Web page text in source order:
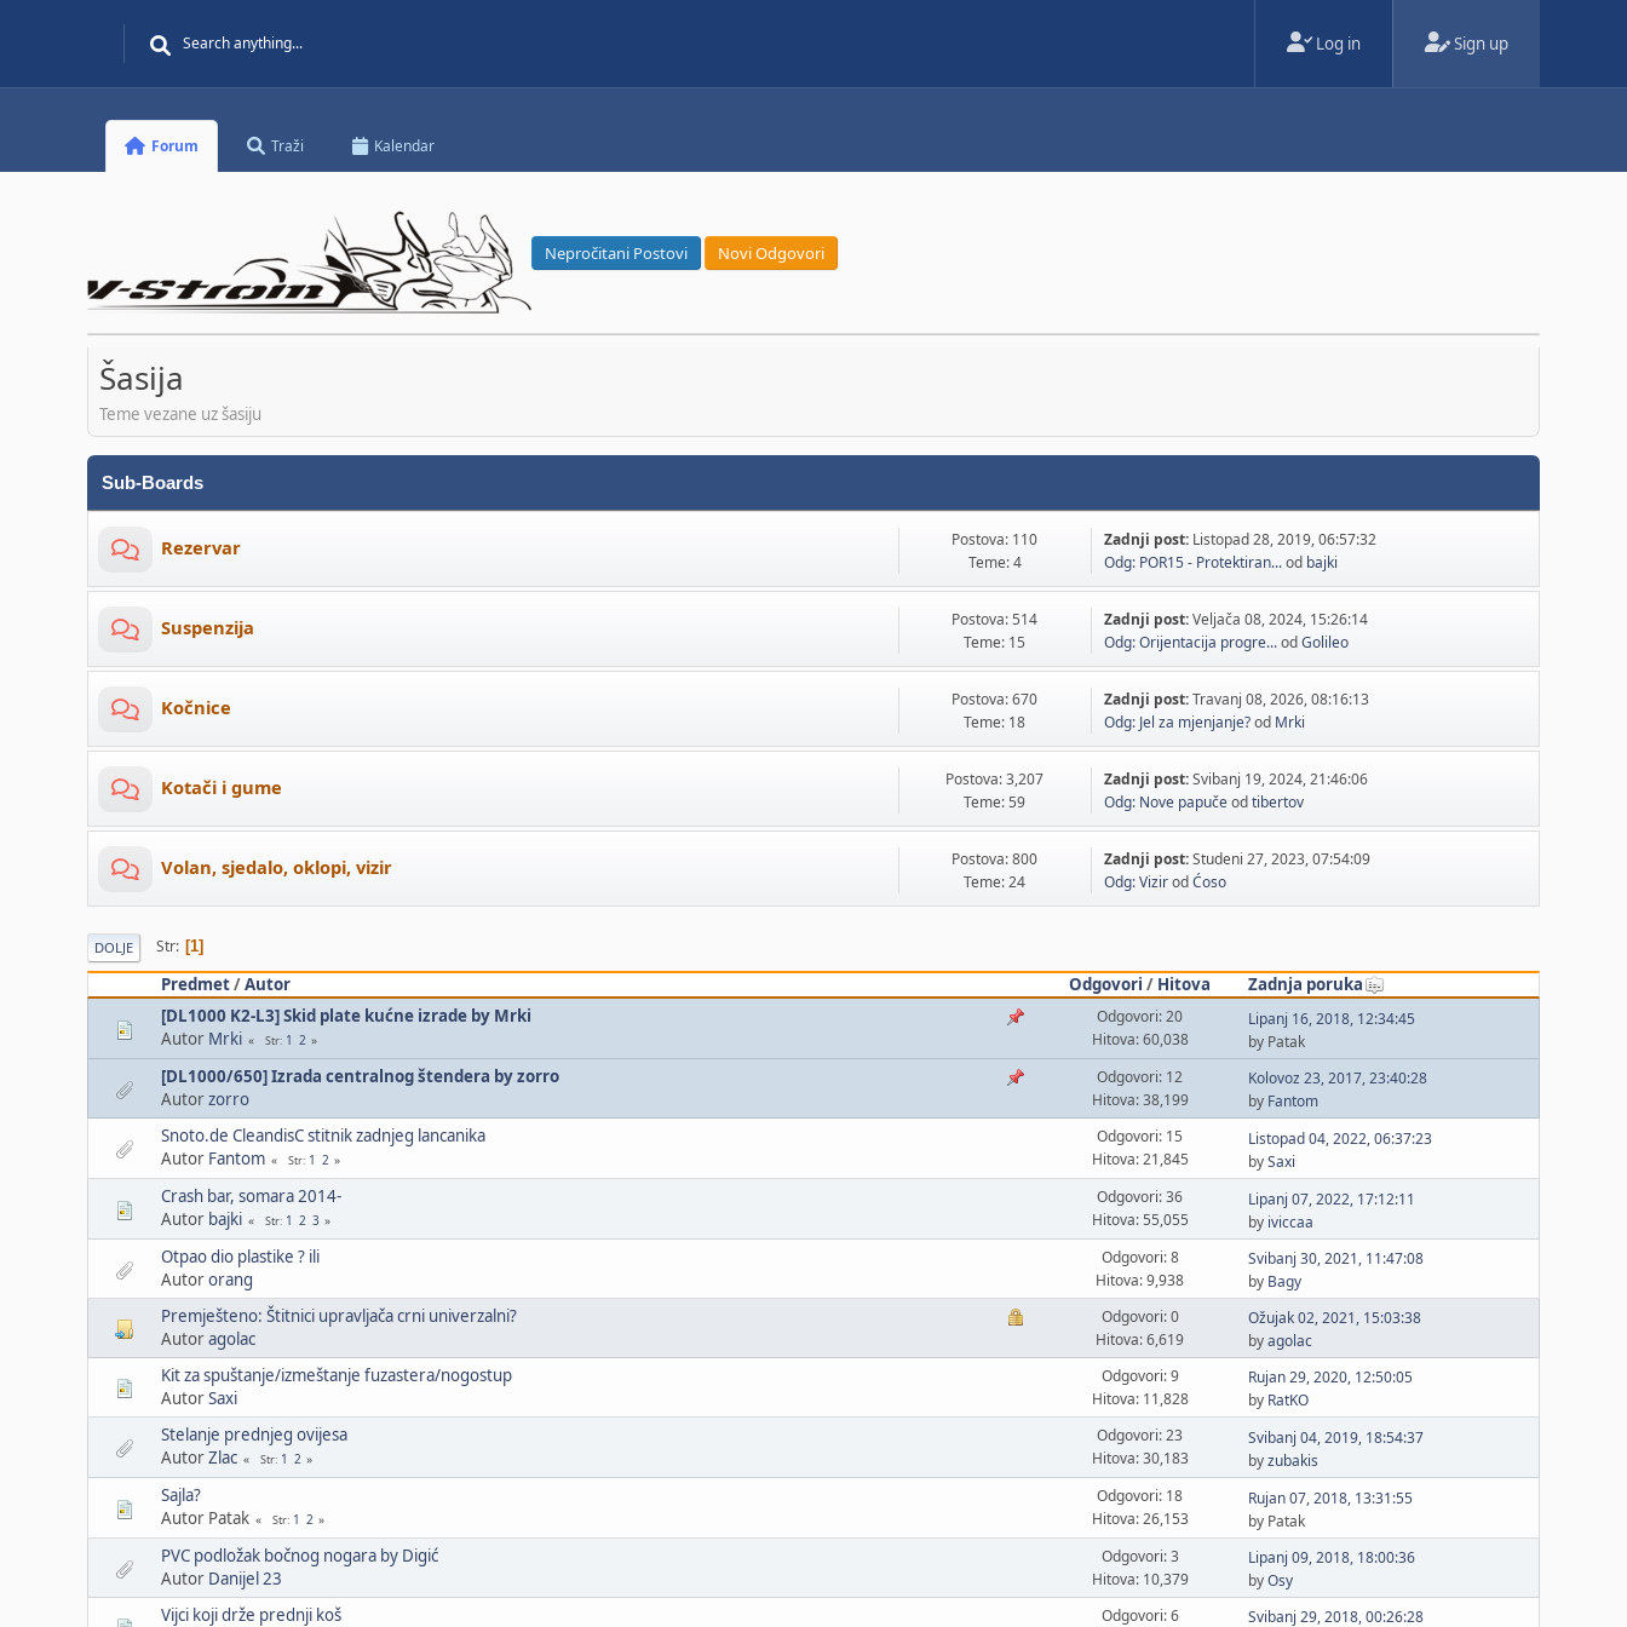
Log in Sign up
Forum Traži Kalendar
Nepročitani Postovi Novi Odgovori
Šasija
Teme vezane uz šasiju
Sub-Boards
Rezervar
Postova: 110
Teme: 4
Zadnji post: Listopad 28, 2019, 06:57:32
Odg: POR15 - Protektiran...od bajki
Suspenzija
Postova: 514
Teme: 15
Zadnji post:Veljača 08, 2024, 15:26:14
Odg: Orijentacija progre...odGolileo
Kočnice
Postova: 670
Teme: 18
Zadnji post:Travanj 08, 2026, 08:16:13
Odg: Jel za mjenjanje?od Mrki
Kotači i gume
Postova: 3,207
Teme: 59
Zadnji post:Svibanj 19, 2024, 21:46:06
Odg: Nove papučeodtibertov
Volan, sjedalo, oklopi, vizir
Postova: 800
Teme: 24
Zadnji post:Studeni 27, 2023, 07:54:09
Odg: VizirodĆoso
DOLJE Str 1
Predmet/Autor Odgovori / Hitova
Zadnja poruka
[DL1000 K2-L3] Skid plate kućne izrade by Mrki
Autor Mrki Str 1 2
Odgovori: 20
Hitova: 60,038
Lipanj 16, 2018, 12:34:45
by Patak
[DL1000/650] Izrada centralnog štendera by zorro
Autorzorro
Odgovori: 12
Hitova: 38,199
Kolovoz 23, 2017, 23:40:28
by Fantom
Snoto.de CleandisC stitnik zadnjeg lancanika
Autor Fantom Str 1 2
Odgovori: 15
Hitova: 21,845
Listopad 04, 2022, 06:37:23
bySaxi
Crash bar, somara 2014-
Autor bajki Str 1 2 3
Odgovori: 36
Hitova: 55,055
Lipanj 07, 2022, 17:12:11
by iviccaa
Otpao dio plastike ? ili
Autororang
Odgovori: 8
Hitova: 9,938
Svibanj 30, 2021, 11:47:08
by Bagy
Premješteno: Štitnici upravljača crni univerzalni?
Autoragolac
Odgovori: 0
Hitova: 6,619
Ožujak 02, 2021, 15:03:38
byagolac
Kit za spuštanje/izmeštanje fuzastera/nogostup
AutorSaxi
Odgovori: 9
Hitova: 11,828
Rujan 29, 2020, 12:50:05
by RatKO
Stelanje prednjeg ovijesa
AutorZlac Str 1 2
Odgovori: 23
Hitova: 30,183
Svibanj 04, 2019, 18:54:37
byzubakis
Sajla?
Autor Patak
Str 1 2
Odgovori: 18
Hitova: 26,153
Rujan 07, 2018, 13:31:55
by Patak
PVC podložak bočnog nogara by Digić
Autor Danijel 23
Odgovori: 3
Hitova: 10,379
Lipanj 09, 2018, 18:00:36
byOsy
Vijci koji drže prednji koš
Odgovori: 6 Svibanj 29, 2018, 00:26:28